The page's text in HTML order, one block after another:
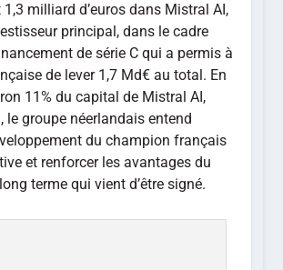
milliard d’euros dans Mistral AI,
principal, dans le cadre
de série C qui a permis à
de lever 1,7 Md€ au total. En
11% du capital de Mistral AI,
le groupe néerlandais entend
du champion français
et renforcer les avantages du
terme qui vient d’être signé.